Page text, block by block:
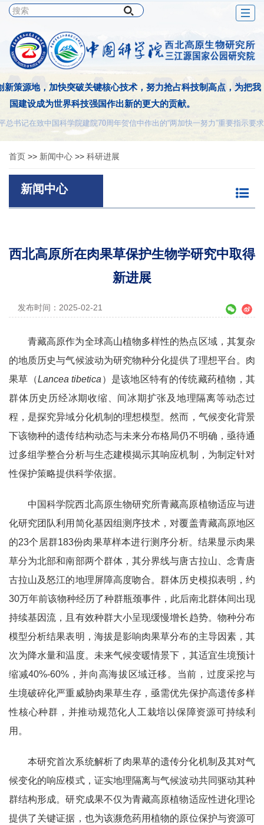
新策源地，加快突破关键核心技术，努力抢占科技制高点，为把我
国建设成为世界科技强国作出新的更大的贡献。
书记在致中国科学院建院70周年贺信中作出的“两加快一努力”重要指示要求
首页 >> 新闻中心 >> 科研进展
新闻中心
西北高原所在肉果草保护生物学研究中取得
新进展
发布时间：2025-02-21
青藏高原作为全球高山植物多样性的热点区域，其复杂
的地质历史与气候波动为研究物种分化提供了理想平台。肉
果草（Lancea tibetica ）是该地区特有的传统藏药植物，其
群体历史历经冰期收缩、间冰期扩张及地理隔离等动态过
程，是探究异域分化机制的理想模型。然而，气候变化背景
下该物种的遗传结构动态与未来分布格局仍不明确，亟待通
过多组学整合分析与生态建模揭示其响应机制，为制定针对
性保护策略提供科学依据。
中国科学院西北高原生物研究所青藏高原植物适应与进
化研究团队利用简化基因组测序技术，对覆盖青藏高原地区
的23个居群183份肉果草样本进行测序分析。结果显示肉果
草分为北部和南部两个群体，其分界线与唐古拉山、念青唐
古拉山及怒江的地理屏障高度吻合。群体历史模拟表明，约
30万年前该物种经历了种群瓶颈事件，此后南北群体间出现
持续基因流，且有效种群大小呈现缓慢增长趋势。物种分布
模型分析结果表明，海拔是影响肉果草分布的主导因素，其
次为降水量和温度。未来气候变暖情景下，其适宜生境预计
缩减40%-60%，并向高海拔区域迁移。当前，过度采挖与
生境破碎化严重威胁肉果草生存，亟需优先保护高遗传多样
性核心种群，并推动规范化人工栽培以保障资源可持续利
用。
本研究首次系统解析了肉果草的遗传分化机制及其对气
候变化的响应模式，证实地理隔离与气候波动共同驱动其种
群结构形成。研究成果不仅为青藏高原植物适应性进化理论
提供了关键证据，也为该濒危药用植物的原位保护与资源可